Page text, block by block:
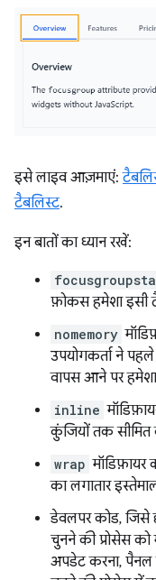
इसे लाइव आज़माएं:
टैबलिस्ट.
इन बातों का ध्यान रखें:
फ़ोकस हमेशा इसी
nomemory
उपयोगकर्ता ने
वापस आने पर
inline
कुंजियों तक सीमित
wrap मॉडिफ़ायर
का लगातार
डेवलपर कोड, जिसे
चुनने की प्रोसेस
अपडेट करना,